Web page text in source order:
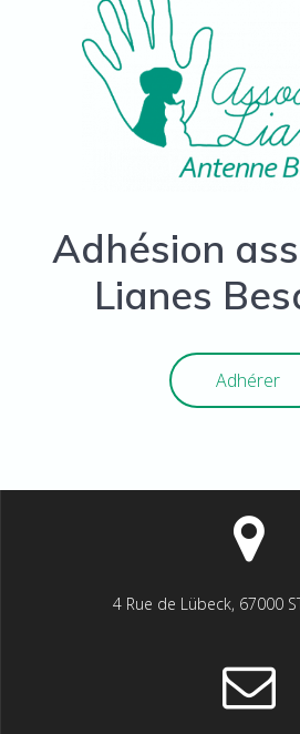
Adhésion
Lianes
Adhérer
4 Rue de Lübeck, 67000